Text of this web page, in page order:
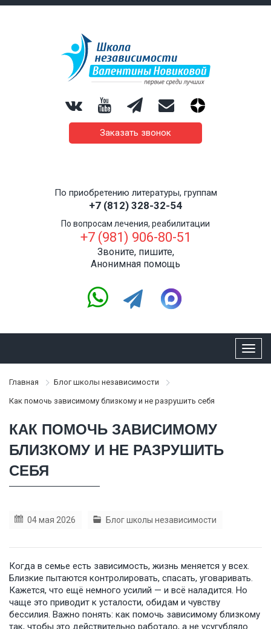
Заказать звонок
По приобретению литературы, группам
+7 (812) 328-32-54
По вопросам лечения, реабилитации
+7 (981) 906-80-51
Звоните, пишите,
Анонимная помощь
Главная Блог школы независимости
Как помочь зависимому близкому и не разрушить себя
КАК ПОМОЧЬ ЗАВИСИМОМУ
БЛИЗКОМУ И НЕ РАЗРУШИТЬ
СЕБЯ
04 мая 2026 Блог школы независимости
Когда в семье есть зависимость, жизнь меняется у всех.
Близкие пытаются контролировать, спасать, уговаривать.
Кажется, что ещё немного усилий — и всё наладится. Но
чаще это приводит к усталости, обидам и чувству
бессилия. Важно понять: как помочь зависимому близкому
так, чтобы это действительно работало, а не усугубляло